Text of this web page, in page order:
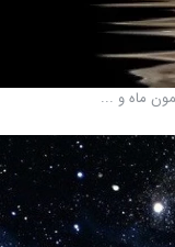
ماه و ...